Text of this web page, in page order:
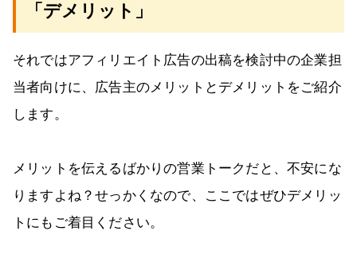
「デメリット」
それではアフィリエイト広告の出稿を検討中の企業担
当者向けに、広告主のメリットとデメリットをご紹介
します。
メリットを伝えるばかりの営業トークだと、不安にな
りますよね？せっかくなので、ここではぜひデメリッ
トにもご着目ください。